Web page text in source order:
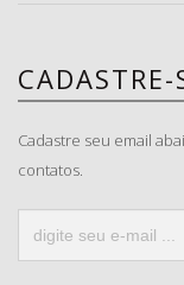
CADASTRE-
Cadastre seu email
contatos.